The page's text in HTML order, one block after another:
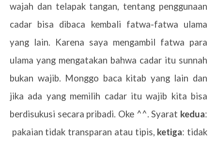
wajah dan telapak tangan, tentang penggunaan
cadar bisa dibaca kembali fatwa-fatwa ulama
yang lain. Karena saya mengambil fatwa para
ulama yang mengatakan bahwa cadar itu sunnah
bukan wajib. Monggo baca kitab yang lain dan
jika ada yang memilih cadar itu wajib kita bisa
berdisukusi secara pribadi. Oke ^^. Syarat kedua:
pakaian tidak transparan atau tipis, ketiga: tidak